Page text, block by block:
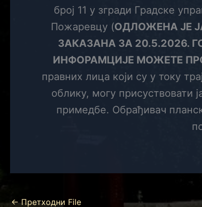
број 11 у згради Градске
Пожаревцу (ОДЛОЖЕНА ЈЕ
ЗАКАЗАНА ЗА 20.5.2026.
ИНФОРАМЦИЈЕ МОЖЕТЕ
правних лица који су у току
облику, могу присуствовати
примедбе. Обрађивач
←Претходни File